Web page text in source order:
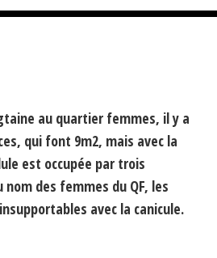
au quartier femmes, il y a
qui font 9m2, mais avec la
est occupée par trois
nom des femmes du QF, les
avec la canicule.